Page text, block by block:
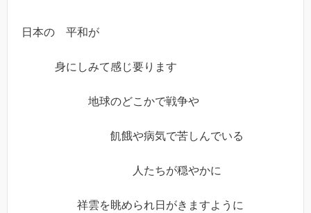
日本の 平和が
身にしみて感じ要ります
地球のどこかで戦争や
飢餓や病気で苦しんでいる
人たちが穏やかに
祥雲を眺められ日がきますように